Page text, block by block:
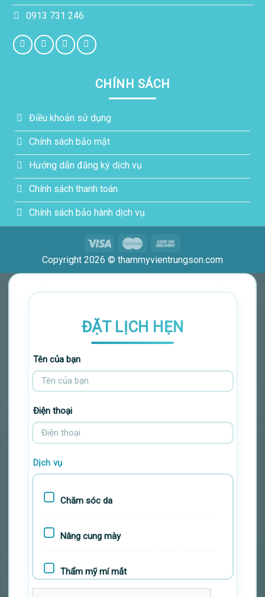
0913 731 246
CHÍNH SÁCH
Điều khoản sử dụng
Chính sách bảo mật
Hướng dẫn đăng ký dịch vụ
Chính sách thanh toán
Chính sách bảo hành dịch vụ
Copyright 2026 © thammyvientrungson.com
ĐẶT LỊCH HẸN
Tên của bạn
Điện thoại
Dịch vụ
Chăm sóc da
Nâng cung mày
Thẩm mỹ mí mắt